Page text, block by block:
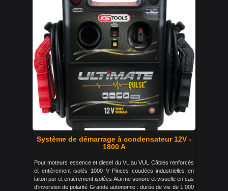
Système de démarrage à condensateur 12V -
1800 A
Pour moteurs essence et diesel du VL au VUL Câbles renforcés
et entièrement isolés 1000 V Pinces coudées industrielles en
laiton pur et entièrement isolées Alarme sonore et visuelle en cas
d'inversion de polarité Grande autonomie : durée de vie de 1 000